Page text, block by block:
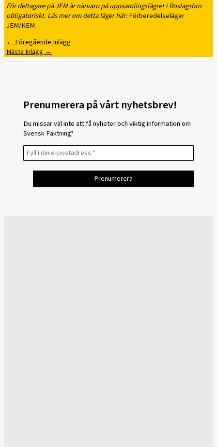
För deltagare på JEM är närvaro på uppsamlingslägret i Roslagsbro
obligatoriskt. Läs mer om detta läger här:Förberedelseläger
JEM/KEM
←Föregående Inlägg
Nästa Inlägg→
Prenumerera på vårt nyhetsbrev!
Du missar väl inte att få nyheter och viktig information om
Svensk Fäktning?